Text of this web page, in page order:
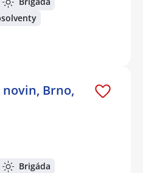
novin, Brno,
Brigáda